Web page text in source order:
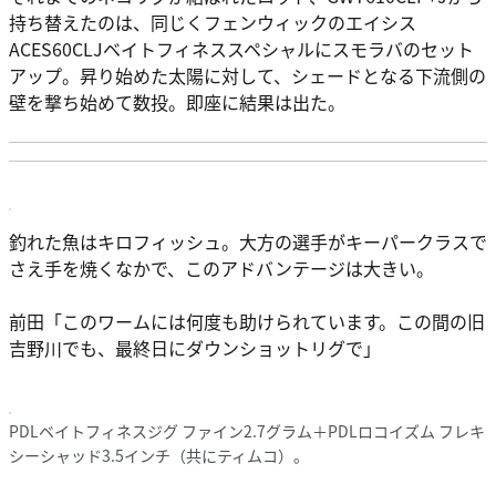
持ち替えたのは、同じくフェンウィックのエイシス
ACES60CLJベイトフィネススペシャルにスモラバのセット
アップ。昇り始めた太陽に対して、シェードとなる下流側の
壁を撃ち始めて数投。即座に結果は出た。
釣れた魚はキロフィッシュ。大方の選手がキーパークラスで
さえ手を焼くなかで、このアドバンテージは大きい。
前田「このワームには何度も助けられています。この間の旧
吉野川でも、最終日にダウンショットリグで」
PDLベイトフィネスジグ ファイン2.7グラム＋PDLロコイズム フレキ
シーシャッド3.5インチ（共にティムコ）。